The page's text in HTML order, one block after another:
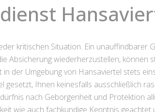
kritischen Situation. Ein unauffindbarer
Absicherung wiederherzustellen, können
der Umgebung von Hansaviertel stets
Ihnen keinesfalls ausschließlich
nach Geborgenheit und Protektion
wie auch fachkundige Kenntnis